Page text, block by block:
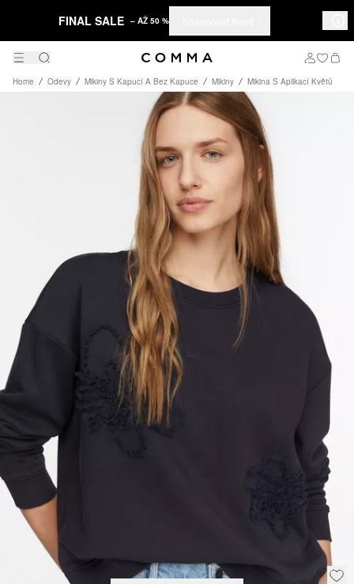
FINAL SALE – AŽ 50 %
Home Odevy Mikiny S Kapucí A Bez Kapuce Mikiny Mikina S Aplikací Květů